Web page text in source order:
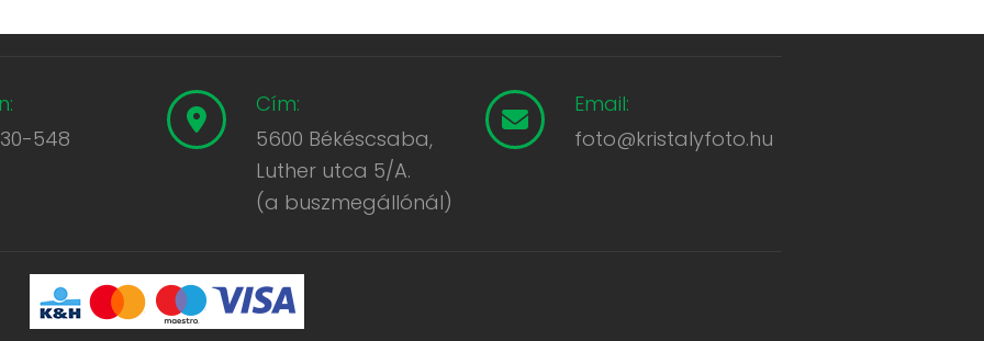
548
Cím:
5600 Békéscsaba,
Luther utca 5/A.
(a buszmegállónál)
Email:
foto@kristalyfoto.hu